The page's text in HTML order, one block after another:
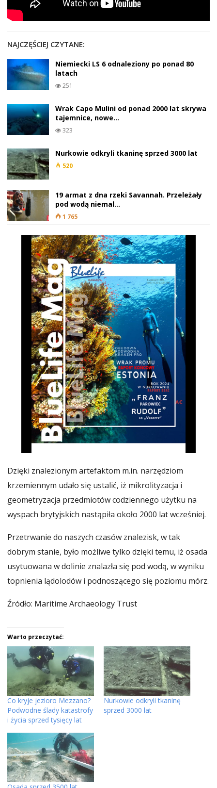
NAJCZĘŚCIEJ CZYTANE:
Niemiecki LS 6 odnaleziony po ponad 80
latach
251
Wrak Capo Mulini od ponad 2000 lat skrywa
tajemnice, nowe…
323
Nurkowie odkryli tkaninę sprzed 3000 lat
520
19 armat z dna rzeki Savannah. Przeleżały
pod wodą niemal…
1 765
Dzięki znalezionym artefaktom m.in. narzędziom
krzemiennym udało się ustalić, iż mikrolityzacja i
geometryzacja przedmiotów codziennego użytku na
wyspach brytyjskich nastąpiła około 2000 lat wcześniej.
Przetrwanie do naszych czasów znalezisk, w tak
dobrym stanie, było możliwe tylko dzięki temu, iż osada
usytuowana w dolinie znalazła się pod wodą, w wyniku
topnienia lądolodów i podnoszącego się poziomu mórz.
Źródło: Maritime Archaeology Trust
Warto przeczytać:
Co kryje jezioro Mezzano?
Podwodne ślady katastrofy
i życia sprzed tysięcy lat
Nurkowie odkryli tkaninę
sprzed 3000 lat